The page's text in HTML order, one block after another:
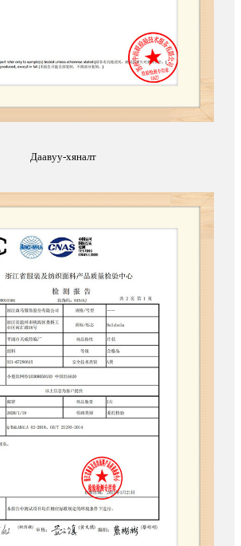
Даавуу-хяналт